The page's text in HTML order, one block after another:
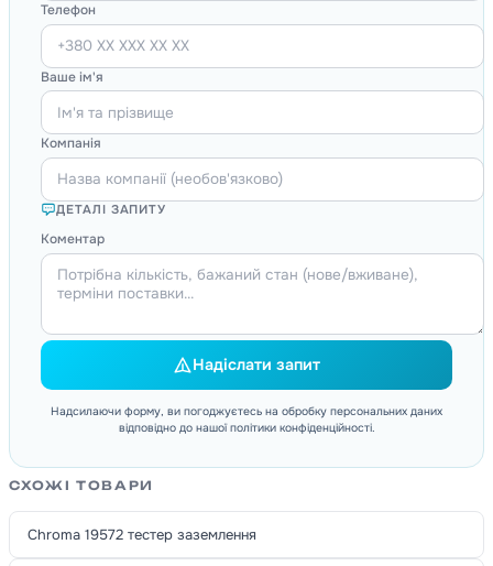
Телефон
Ваше ім'я
Компанія
ДЕТАЛІ ЗАПИТУ
Коментар
Надіслати запит
Надсилаючи форму, ви погоджуєтесь на обробку персональних даних
відповідно до нашої політики конфіденційності.
СХОЖІ ТОВАРИ
Chroma 19572 тестер заземлення